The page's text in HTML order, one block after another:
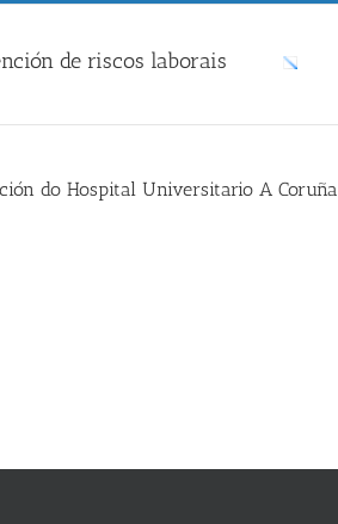
de riscos laborais
do Hospital Universitario A Coruña